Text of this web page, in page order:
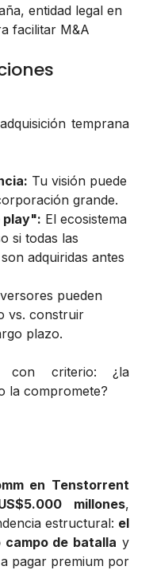
entidad legal en
facilitar M&A
temprana
Tu visión puede
grande.
play": El ecosistema
si todas las
adquiridas antes
pueden
vs. construir
plazo.
con criterio: ¿la
la compromete?
en Tenstorrent
millones,
estructural: el
de batalla y
pagar premium por